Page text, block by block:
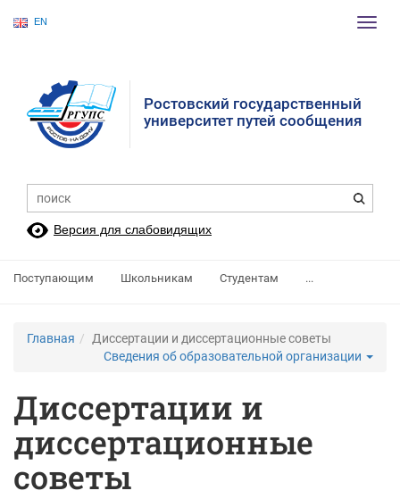
EN
Ростовский государственный
университет путей сообщения
Версия для слабовидящих
Поступающим Школьникам Студентам ...
Главная
Диссертации и диссертационные советы
Сведения об образовательной организации
Диссертации и
диссертационные
советы